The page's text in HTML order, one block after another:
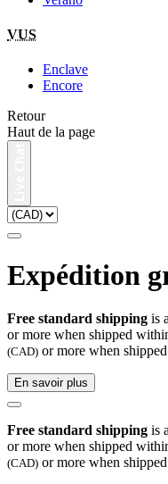
VUS
Enclave
Encore
Retour
Haut de la page
Expédition
Free standard shipping is
or more when shipped
(CAD) or more when
En savoir plus
Free standard shipping is
or more when shipped
(CAD) or more when